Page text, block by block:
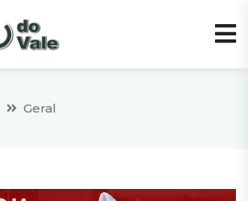
Geral